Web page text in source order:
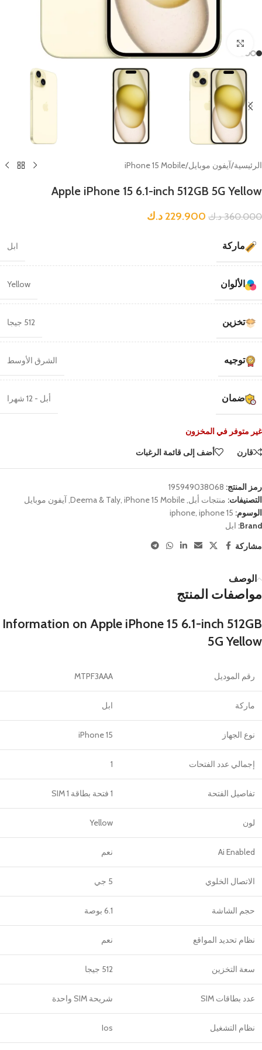
Click to enlarge
الرئيسية/آيفون موبايل/
iPhone 15 Mobile
Apple iPhone 15 6.1-inch 512GB 5G Yellow
360.000 د.ك 229.900 د.ك
ماركة ابل
الألوان Yellow
تخزين 512 جيجا
توجيه الشرق الأوسط
ضمان أبل - 12 شهرا
غير متوفر في المخزون
قارن
أضف إلى قائمة الرغبات
رمز المنتج: 195949038068
التصنيفات: منتجات أبل,
Deema & Taly, iPhone 15 Mobile
, آيفون موبايل
الوسوم:
iphone, iphone 15
Brand: ابل
مشاركة
الوصف
مواصفات المنتج
Information on Apple iPhone 15 6.1-inch 512GB
5G Yellow
رقم الموديل MTPF3AAA
ماركة ابل
نوع الجهاز iPhone 15
إجمالي عدد الفتحات 1
تفاصيل الفتحة 1 فتحة بطاقة SIM 1
لون Yellow
Ai Enabled نعم
الاتصال الخلوي 5 جي
حجم الشاشة 6.1 بوصة
نظام تحديد المواقع نعم
سعة التخزين 512 جيجا
عدد بطاقات SIM شريحة SIM واحدة
نظام التشغيل Ios